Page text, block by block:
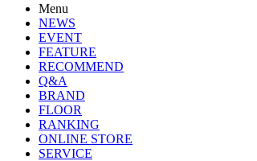
Menu
NEWS
EVENT
FEATURE
RECOMMEND
Q&A
BRAND
FLOOR
RANKING
ONLINE STORE
SERVICE